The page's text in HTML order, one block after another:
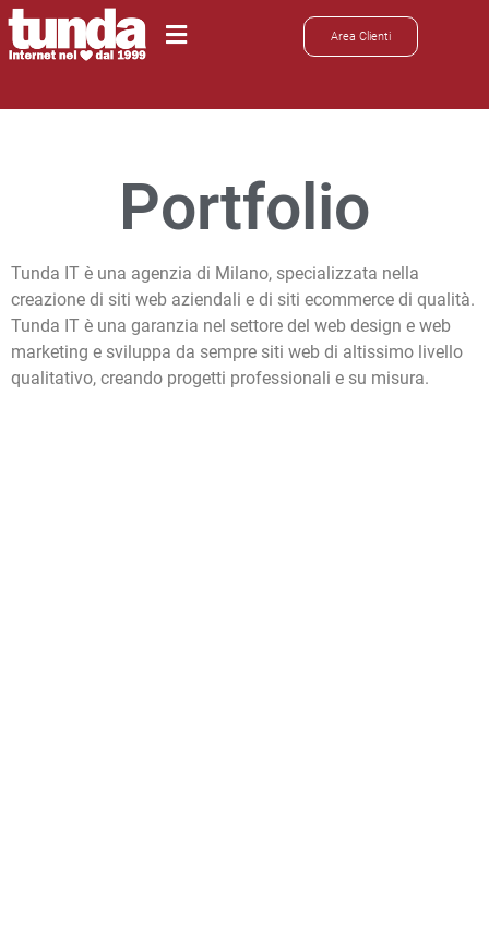
Area Clienti
Portfolio
Tunda IT è una agenzia di Milano, specializzata nella
creazione di siti web aziendali e di siti ecommerce di qualità.
Tunda IT è una garanzia nel settore del web design e web
marketing e sviluppa da sempre siti web di altissimo livello
qualitativo, creando progetti professionali e su misura.